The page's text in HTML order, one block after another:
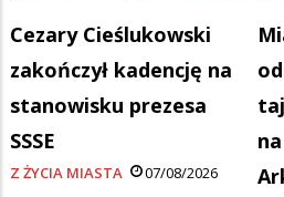
Cezary Cieślukowski
zakończył kadencję na
stanowisku prezesa
SSSE
Z ŻYCIA MIASTA 07/08/2026